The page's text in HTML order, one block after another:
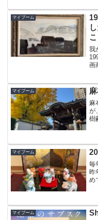
い
マイブーム
我
画
な
な
マイブーム
麻
が
樹
マイブーム
毎
昨
め
マイブーム